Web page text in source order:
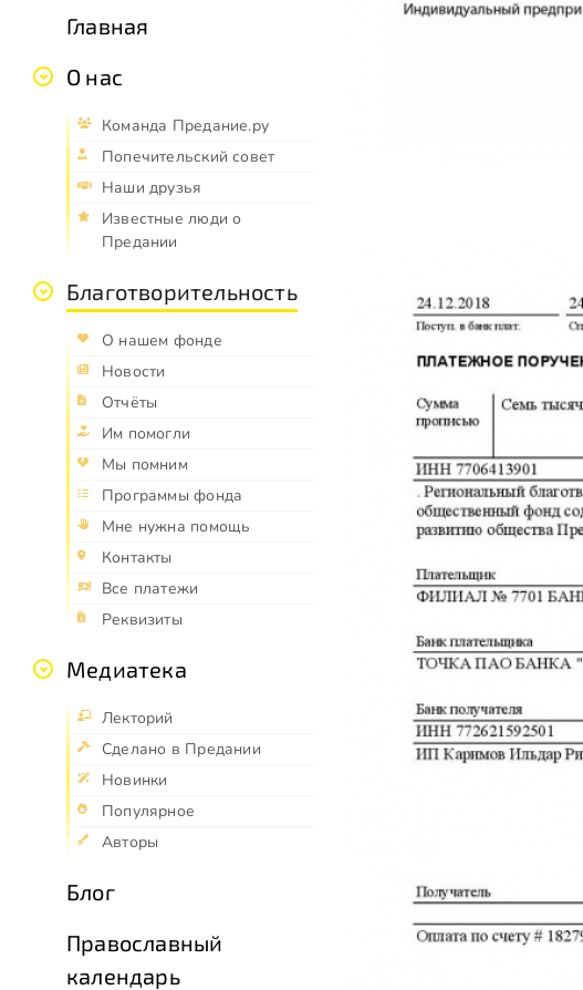
Главная
О нас
Команда Предание.ру
Попечительский совет
Наши друзья
Известные люди о
Предании
Благотворительность
О нашем фонде
Новости
Отчёты
Им помогли
Мы помним
Программы фонда
Мне нужна помощь
Контакты
Все платежи
Реквизиты
Медиатека
Лекторий
Сделано в Предании
Новинки
Популярное
Авторы
Блог
Православный
календарь